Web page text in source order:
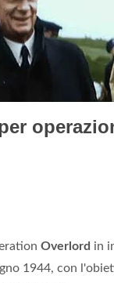
Overlord in
1944, con